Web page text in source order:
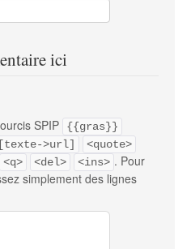
ici
SPIP
{{gras}}
[texte->url]
<quote>
<q> <del> <ins> . Pour
simplement des lignes